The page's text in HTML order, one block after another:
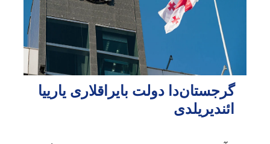
گرجستان‌دا دولت بایراقلاری یارییا
ائندیریلدی